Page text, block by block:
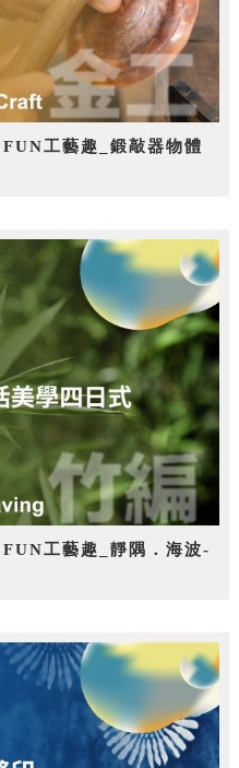
工藝趣_鍛敲器物體
工藝趣_靜隅．海波-